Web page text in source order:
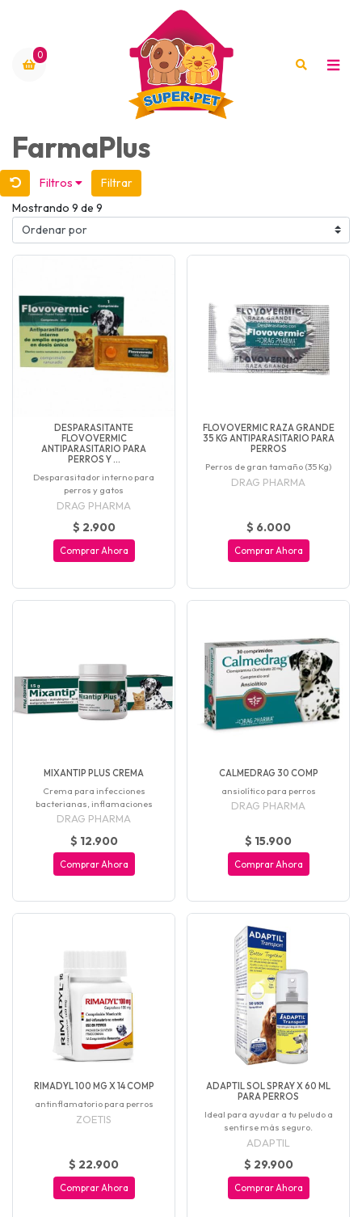
0
FarmaPlus
Filtros
Filtrar
Mostrando 9 de 9
DESPARASITANTE
FLOVOVERMIC
ANTIPARASITARIO PARA
PERROS Y ...
Desparasitador interno para
perros y gatos
DRAG PHARMA
$ 2.900
Comprar Ahora
FLOVOVERMIC RAZA GRANDE
35 KG ANTIPARASITARIO PARA
PERROS
Perros de gran tamaño (35 Kg)
DRAG PHARMA
$ 6.000
Comprar Ahora
MIXANTIP PLUS CREMA
Crema para infecciones
bacterianas, inflamaciones
DRAG PHARMA
$ 12.900
Comprar Ahora
CALMEDRAG 30 COMP
ansiolítico para perros
DRAG PHARMA
$ 15.900
Comprar Ahora
RIMADYL 100 MG X 14 COMP
antinflamatorio para perros
ZOETIS
$ 22.900
Comprar Ahora
ADAPTIL SOL SPRAY X 60 ML
PARA PERROS
Ideal para ayudar a tu peludo a
sentirse más seguro.
ADAPTIL
$ 29.900
Comprar Ahora